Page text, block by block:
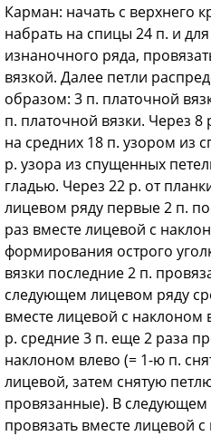
Карман: начать с верхнего
набрать на спицы 24 п. и
изнаночного ряда,
вязкой. Далее петли
образом: 3 п. платочной
п. платочной вязки. Через 8
на средних 18 п. узором из
р. узора из спущенных
гладью. Через 22 р. от
лицевом ряду первые 2 п.
раз вместе лицевой с
формирования острого
вязки последние 2 п.
следующем лицевом ряду
вместе лицевой с наклоном
р. средние 3 п. еще 2 раза
наклоном влево (= 1-ю п.
лицевой, затем снятую
провязанные). В следующем
провязать вместе лицевой